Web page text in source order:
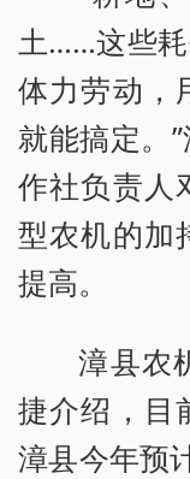
土……这些耗
体力劳动，
就能搞定。
作社负责人
型农机的加
提高。
漳县农
捷介绍，目
漳县今年预